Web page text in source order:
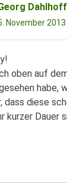
Dahlhoff
November
oben auf
habe,
dass diese
kurzer Dauer